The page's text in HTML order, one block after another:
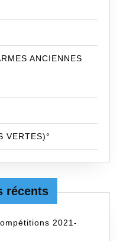
ANCIENNES
VERTES)°
récents
2021-